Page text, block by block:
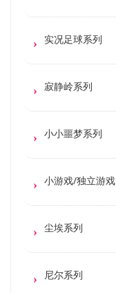
实况足球系列
寂静岭系列
小小噩梦系列
小游戏/独立游戏
尘埃系列
尼尔系列